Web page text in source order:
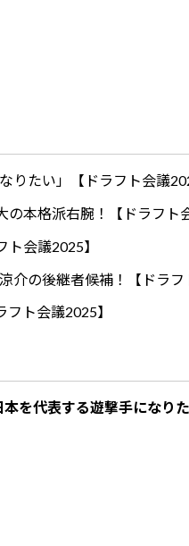
りたい」【ドラフト会議
本格派右腕！【ドラフト
会議2025】
介の後継者候補！【ドラフ
ト会議2025】
を代表する遊撃手になり